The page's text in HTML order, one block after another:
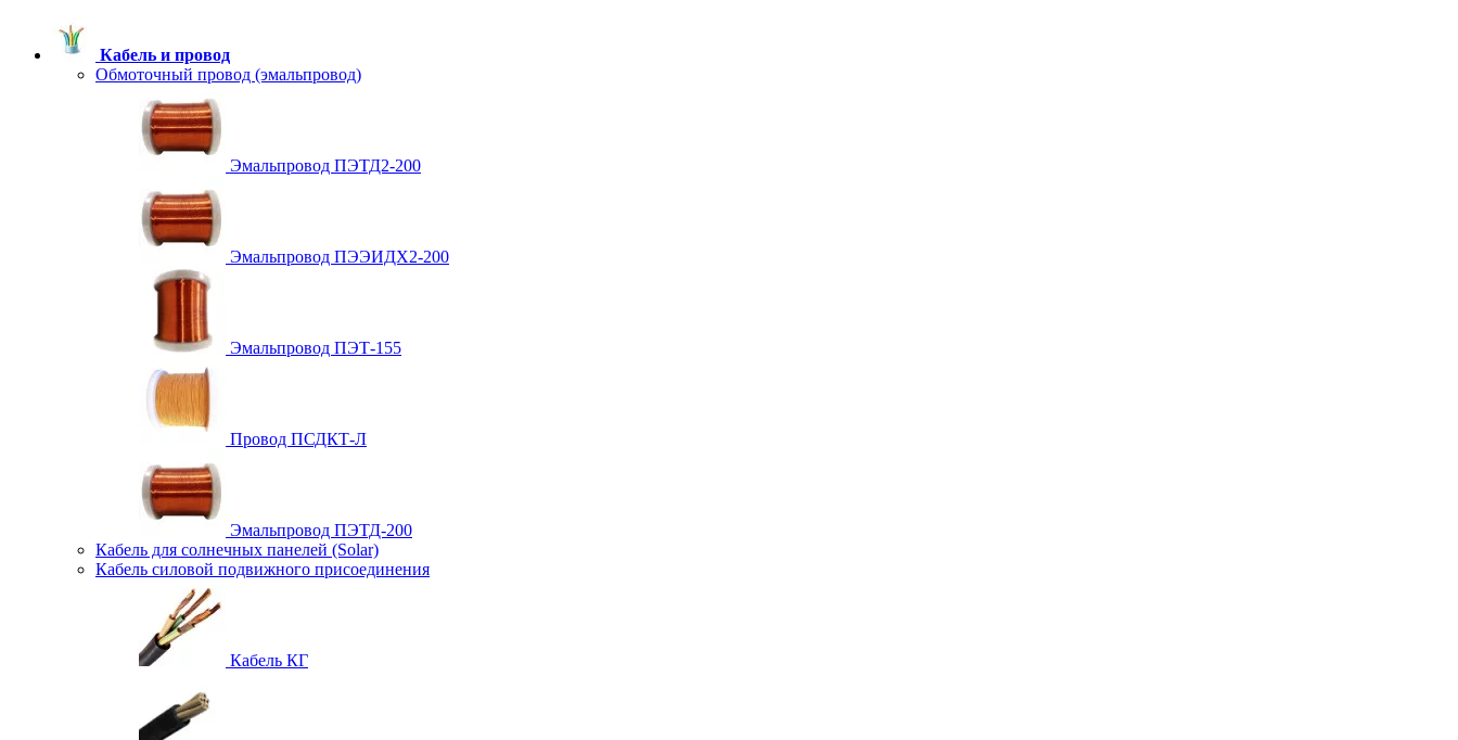
Кабель и провод
Обмоточный провод (эмальпровод)
Эмальпровод ПЭТД2-200
Эмальпровод ПЭЭИДХ2-200
Эмальпровод ПЭТ-155
Провод ПСДКТ-Л
Эмальпровод ПЭТД-200
Кабель для солнечных панелей (Solar)
Кабель силовой подвижного присоединения
Кабель КГ